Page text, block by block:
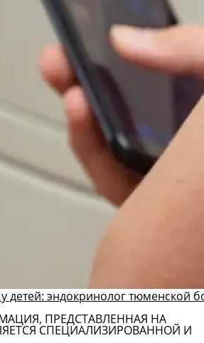
детей: эндокринолог тюменской
ПРЕДСТАВЛЕННАЯ НА
СПЕЦИАЛИЗИРОВАННОЙ И